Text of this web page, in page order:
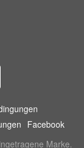
Facebook
Marke.